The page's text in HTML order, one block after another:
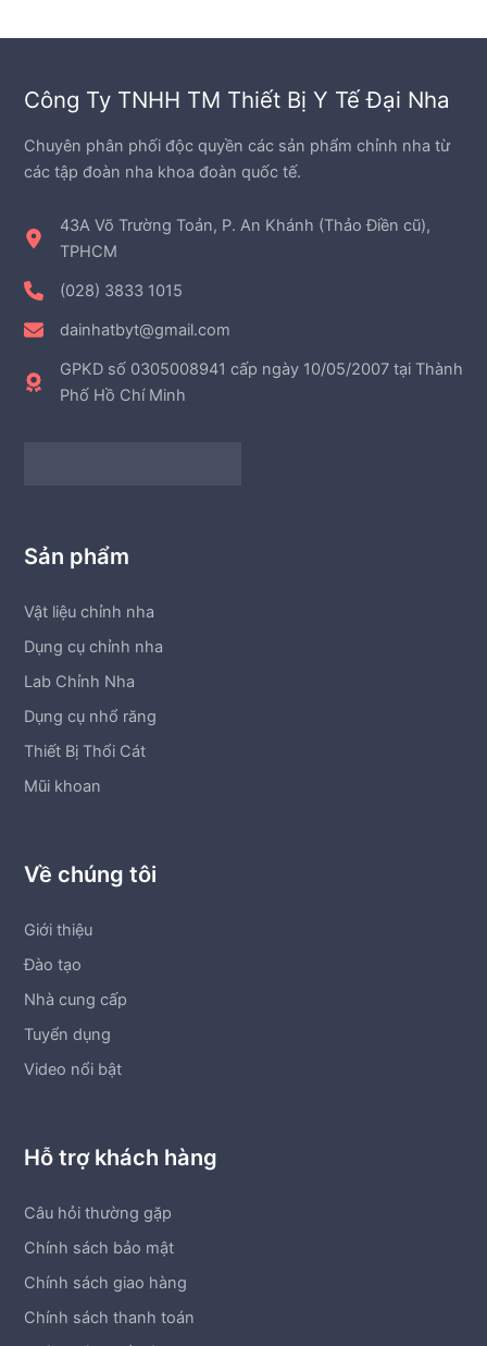
Công Ty TNHH TM Thiết Bị Y Tế Đại Nha
Chuyên phân phối độc quyền các sản phẩm chỉnh nha từ
các tập đoàn nha khoa đoàn quốc tế.
43A Võ Trường Toản, P. An Khánh (Thảo Điền cũ),
TPHCM
(028) 3833 1015
dainhatbyt@gmail.com
GPKD số 0305008941 cấp ngày 10/05/2007 tại Thành
Phố Hồ Chí Minh
Sản phẩm
Vật liệu chỉnh nha
Dụng cụ chỉnh nha
Lab Chỉnh Nha
Dụng cụ nhổ răng
Thiết Bị Thổi Cát
Mũi khoan
Về chúng tôi
Giới thiệu
Đào tạo
Nhà cung cấp
Tuyển dụng
Video nổi bật
Hỗ trợ khách hàng
Câu hỏi thường gặp
Chính sách bảo mật
Chính sách giao hàng
Chính sách thanh toán